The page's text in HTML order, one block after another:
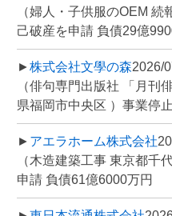
（婦人・子供服のOEM
己破産を申請 負債29億
►株式会社文學の森2026/
（俳句専門出版社 「月刊
県福岡市中央区 ）事業停
► アエラホーム株式会社
（木造建築工事 東京都千
申請 負債61億6000万円